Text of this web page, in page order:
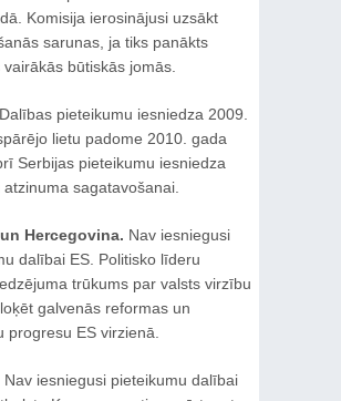
Komisija ierosinājusi uzsākt
sarunas, ja tiks panākts
būtiskās jomās.
Dalības pieteikumu iesniedza 2009.
lietu padome 2010. gada
Serbijas pieteikumu iesniedza
atzinuma sagatavošanai.
Hercegovina. Nav iesniegusi
dalībai ES. Politisko līderu
trūkums par valsts virzību
galvenās reformas un
progresu ES virzienā.
Nav iesniegusi pieteikumu dalībai